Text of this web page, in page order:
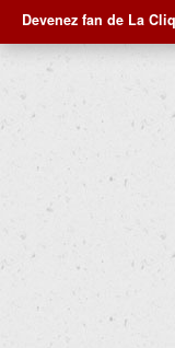
Devenez fan de La